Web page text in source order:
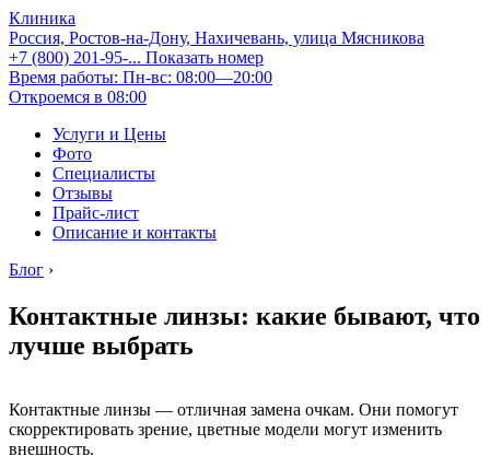
Клиника
Россия, Ростов-на-Дону, Нахичевань, улица Мясникова
+7 (800) 201-95-... Показать номер
Время работы: Пн-вс: 08:00—20:00
Откроемся в 08:00
Услуги и Цены
Фото
Специалисты
Отзывы
Прайс-лист
Описание и контакты
Блог ›
Контактные линзы: какие бывают, что
лучше выбрать
Контактные линзы — отличная замена очкам. Они помогут
скорректировать зрение, цветные модели могут изменить
внешность.